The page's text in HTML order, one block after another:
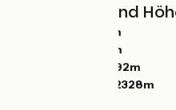
Steigungen und
2536m
1989m
792m
2328m